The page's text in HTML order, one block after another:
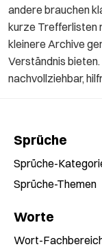
andere brauchen
kurze Trefferlisten
kleinere Archive
Verständnis
nachvollziehbar,
Sprüche
Sprüche-
Sprüche-Themen
Worte
Wort-